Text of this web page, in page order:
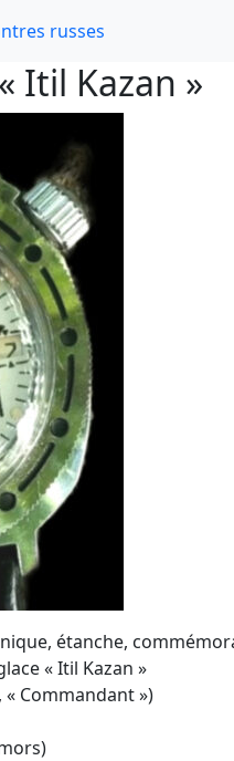
russes
Itil Kazan »
étanche,
« Itil Kazan »
Commandant »)